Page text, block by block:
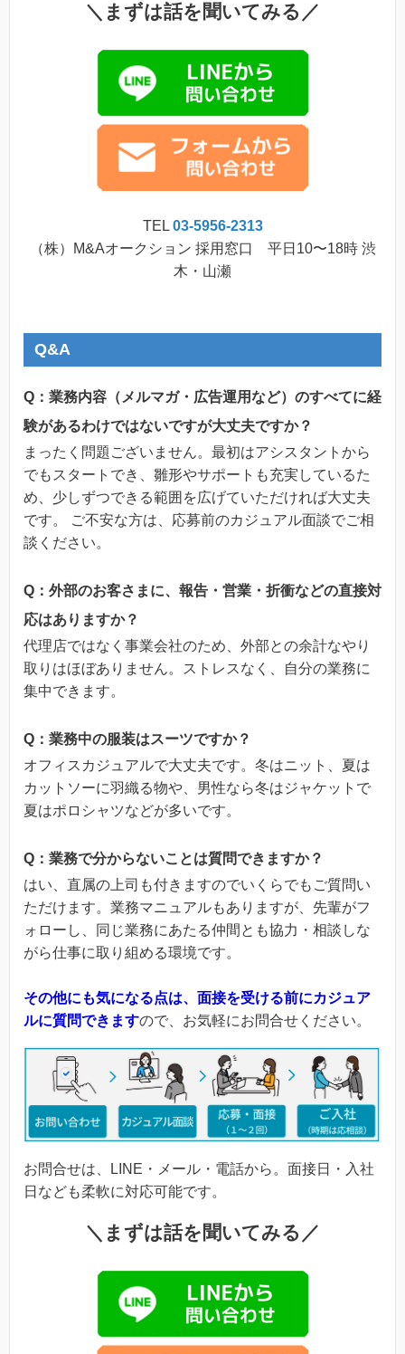
＼まずは話を聞いてみる／
TEL 03-5956-2313
（株）M&Aオークション 採用窓口 平日10〜18時 渋
木・山瀬
Q&A
Q：業務内容（メルマガ・広告運用など）のすべてに経
験があるわけではないですが大丈夫ですか？
まったく問題ございません。最初はアシスタントから
でもスタートでき、雛形やサポートも充実しているた
め、少しずつできる範囲を広げていただければ大丈夫
です。 ご不安な方は、応募前のカジュアル面談でご相
談ください。
Q：外部のお客さまに、報告・営業・折衝などの直接対
応はありますか？
代理店ではなく事業会社のため、外部との余計なやり
取りはほぼありません。ストレスなく、自分の業務に
集中できます。
Q：業務中の服装はスーツですか？
オフィスカジュアルで大丈夫です。冬はニット、夏は
カットソーに羽織る物や、男性なら冬はジャケットで
夏はポロシャツなどが多いです。
Q：業務で分からないことは質問できますか？
はい、直属の上司も付きますのでいくらでもご質問い
ただけます。業務マニュアルもありますが、先輩がフ
ォローし、同じ業務にあたる仲間とも協力・相談しな
がら仕事に取り組める環境です。
その他にも気になる点は、面接を受ける前にカジュア
ルに質問できますので、お気軽にお問合せください。
お問合せは、LINE・メール・電話から。面接日・入社
日なども柔軟に対応可能です。
＼まずは話を聞いてみる／